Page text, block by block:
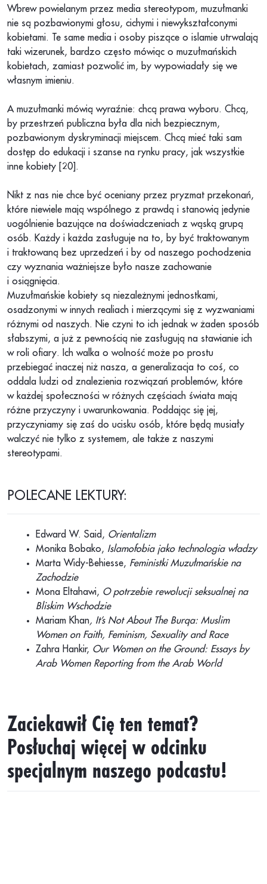
Wbrew powielanym przez media stereotypom, muzułmanki
nie są pozbawionymi głosu, cichymi i niewykształconymi
kobietami. Te same media i osoby piszące o islamie utrwalają
taki wizerunek, bardzo często mówiąc o muzułmańskich
kobietach, zamiast pozwolić im, by wypowiadały się we
własnym imieniu.
A muzułmanki mówią wyraźnie: chcą prawa wyboru. Chcą,
by przestrzeń publiczna była dla nich bezpiecznym,
pozbawionym dyskryminacji miejscem. Chcą mieć taki sam
dostęp do edukacji i szanse na rynku pracy, jak wszystkie
inne kobiety [20].
Nikt z nas nie chce być oceniany przez pryzmat przekonań,
które niewiele mają wspólnego z prawdą i stanowią jedynie
uogólnienie bazujące na doświadczeniach z wąską grupą
osób. Każdy i każda zasługuje na to, by być traktowanym
i traktowaną bez uprzedzeń i by od naszego pochodzenia
czy wyznania ważniejsze było nasze zachowanie
i osiągnięcia.
Muzułmańskie kobiety są niezależnymi jednostkami,
osadzonymi w innych realiach i mierzącymi się z wyzwaniami
różnymi od naszych. Nie czyni to ich jednak w żaden sposób
słabszymi, a już z pewnością nie zasługują na stawianie ich
w roli ofiary. Ich walka o wolność może po prostu
przebiegać inaczej niż nasza, a generalizacja to coś, co
oddala ludzi od znalezienia rozwiązań problemów, które
w każdej społeczności w różnych częściach świata mają
różne przyczyny i uwarunkowania. Poddając się jej,
przyczyniamy się zaś do ucisku osób, które będą musiały
walczyć nie tylko z systemem, ale także z naszymi
stereotypami.
POLECANE LEKTURY:
Edward W. Said, Orientalizm
Monika Bobako, Islamofobia jako technologia władzy
Marta Widy-Behiesse, Feministki Muzułmańskie na
Zachodzie
Mona Eltahawi, O potrzebie rewolucji seksualnej na
Bliskim Wschodzie
Mariam Khan, It’s Not About The Burqa: Muslim
Women on Faith, Feminism, Sexuality and Race
Zahra Hankir, Our Women on the Ground: Essays by
Arab Women Reporting from the Arab World
Zaciekawił Cię ten temat?
Posłuchaj więcej w odcinku
specjalnym naszego podcastu!